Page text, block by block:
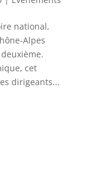
national,
Alpes
cet
dirigeants...